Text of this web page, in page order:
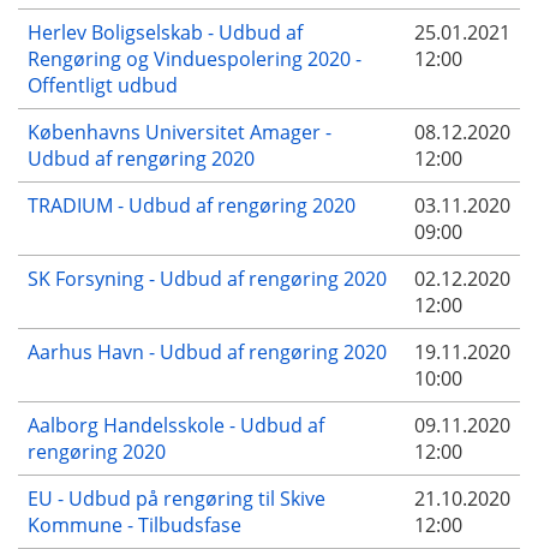
Herlev Boligselskab - Udbud af
Rengøring og Vinduespolering 2020 -
Offentligt udbud
25.01.2021
12:00
Københavns Universitet Amager -
Udbud af rengøring 2020
08.12.2020
12:00
TRADIUM - Udbud af rengøring 2020
03.11.2020
09:00
SK Forsyning - Udbud af rengøring 2020
02.12.2020
12:00
Aarhus Havn - Udbud af rengøring 2020
19.11.2020
10:00
Aalborg Handelsskole - Udbud af
rengøring 2020
09.11.2020
12:00
EU - Udbud på rengøring til Skive
Kommune - Tilbudsfase
21.10.2020
12:00